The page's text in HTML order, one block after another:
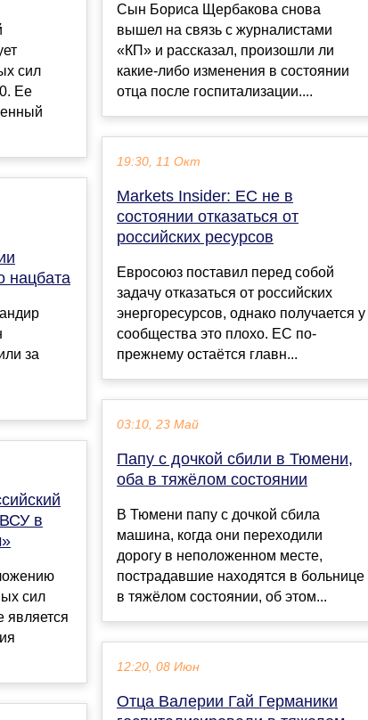
сил
Ее
нацбата
за
в
сил
является
Сын Бориса Щербакова снова
вышел на связь с журналистами
«КП» и рассказал, произошли ли
какие-либо изменения в состоянии
отца после госпитализации....
19:30, 11 Окт
Markets Insider: ЕС не в
состоянии отказаться от
российских ресурсов
Евросоюз поставил перед собой
задачу отказаться от российских
энергоресурсов, однако получается у
сообщества это плохо. ЕС по-
прежнему остаётся главн...
03:10, 23 Май
Папу с дочкой сбили в Тюмени,
оба в тяжёлом состоянии
В Тюмени папу с дочкой сбила
машина, когда они переходили
дорогу в неположенном месте,
пострадавшие находятся в больнице
в тяжёлом состоянии, об этом...
12:20, 08 Июн
Отца Валерии Гай Германики